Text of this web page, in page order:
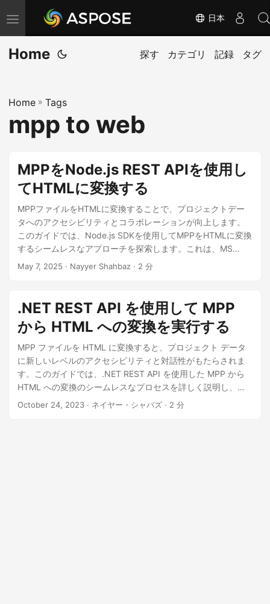
ナ
ビ
ゲ
ョ
ン
り
替
え
日本
Home 探す カテゴリ 記録 タグ
Home » Tags
mpp to web
MPPをNode.js REST APIを使用し
てHTMLに変換する
MPPファイルをHTMLに変換することで、プロジェクトデー
タへのアクセシビリティとコラボレーションが向上します。
このガイドでは、Node.js SDKを使用してMPPをHTMLに変換
するシームレスなアプローチを探索します。これは、MS
Projectファイルからウェブ対応の出力を求める開発者に最適
May 7, 2025 · Nayyer Shahbaz · 2 分
.NET REST API を使用して MPP
から HTML への変換を実行する
MPP ファイルを HTML に変換すると、プロジェクト データ
に新しいレベルのアクセシビリティと対話性がもたらされま
す。このガイドでは、.NET REST API を使用した MPP から
HTML への変換のシームレスなプロセスを詳しく説明し、プ
ロジェクトのコラボレーションとコミュニケーションを強化
October 24, 2023 · ネイヤー・シャバズ · 2 分